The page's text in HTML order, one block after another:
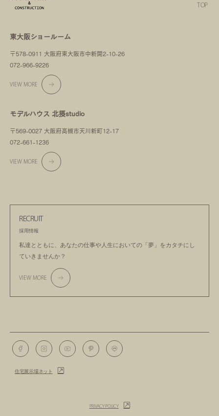
東大阪ショールーム
〒578-0911 大阪府東大阪市中新開2-10-26
072-966-9226
VIEW MORE
モデルハウス 北摂studio
〒569-0027 大阪府高槻市天川新町12-17
072-661-1236
VIEW MORE
RECRUIT
採用情報
私達とともに、あなたの仕事や人生においての 「夢」をカタチにし
ていきませんか？
VIEW MORE
TOP
住宅展示場ネット
PRIVACY POLICY